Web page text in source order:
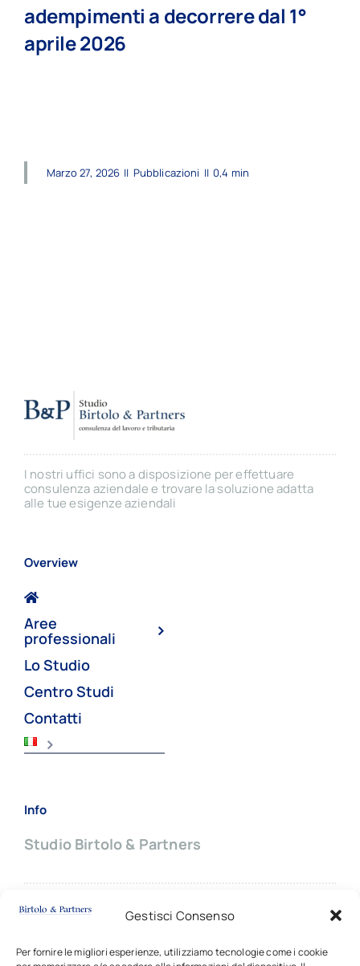
Gestisci Consenso
Per fornire le migliori esperienze, utilizziamo tecnologie come i cookie
adempimenti a decorrere dal 1°
aprile 2026
Marzo 27, 2026 || Pubblicazioni || 0,4 min
I nostri uffici sono a disposizione per effettuare
consulenza aziendale e trovare la soluzione adatta
alle tue esigenze aziendali
Overview
Aree
professionali
Lo Studio
Centro Studi
Contatti
Info
Studio Birtolo & Partners
Sede principale:
20124 MILANO (Italy)